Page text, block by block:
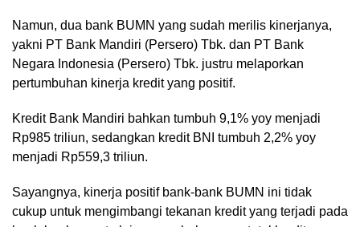
Namun, dua bank BUMN yang sudah merilis kinerjanya,
yakni PT Bank Mandiri (Persero) Tbk. dan PT Bank
Negara Indonesia (Persero) Tbk. justru melaporkan
pertumbuhan kinerja kredit yang positif.
Kredit Bank Mandiri bahkan tumbuh 9,1% yoy menjadi
Rp985 triliun, sedangkan kredit BNI tumbuh 2,2% yoy
menjadi Rp559,3 triliun.
Sayangnya, kinerja positif bank-bank BUMN ini tidak
cukup untuk mengimbangi tekanan kredit yang terjadi pada